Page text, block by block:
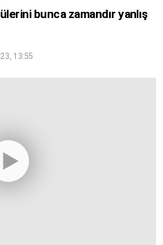
bunca zamandır yanlış
13:55